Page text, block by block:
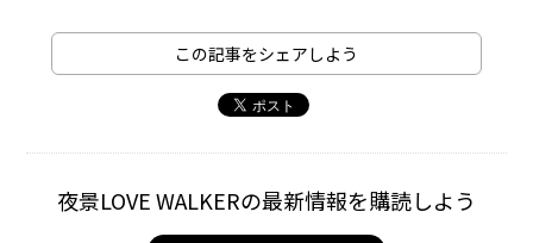
この記事をシェアしよう
夜景LOVE WALKERの最新情報を購読しよう